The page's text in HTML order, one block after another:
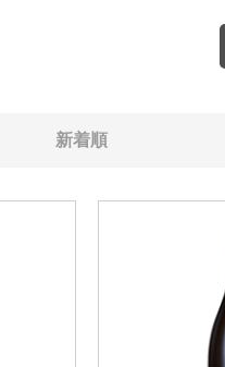
新着順